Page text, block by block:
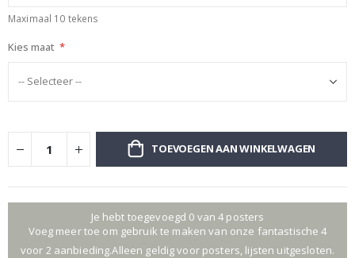
Maximaal 10 tekens
Kies maat
TOEVOEGEN AAN WINKELWAGEN
Je hebt toegevoegd 0 van 4 posters
Voeg meer toe om gebruik te maken van onze fantastische 4
voor 2 aanbieding.Alleen geldig voor posters, lijsten uitgesloten.